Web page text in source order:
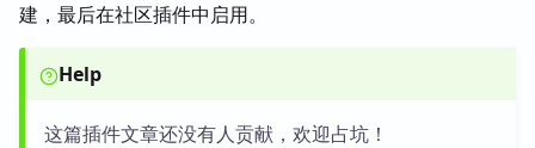
建，最后在社区插件中启用。
Help
这篇插件文章还没有人贡献，欢迎占坑！